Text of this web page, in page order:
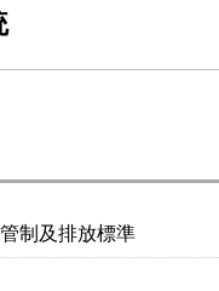
制及排放標準